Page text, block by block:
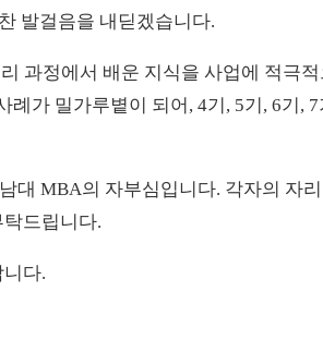
발걸음을 내딛겠습니다.
과정에서 배운 지식을 사업에 적극
가 밀가루볕이 되어, 4기, 5기, 6기,
대 MBA의 자부심입니다. 각자의 자
드립니다.
다.